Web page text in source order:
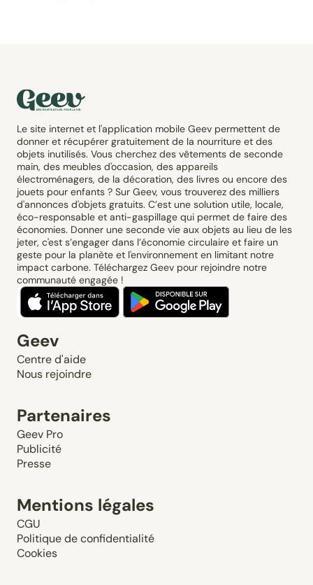
Le site internet et l'application mobile Geev permettent de
donner et récupérer gratuitement de la nourriture et des
objets inutilisés. Vous cherchez des vêtements de seconde
main, des meubles d'occasion, des appareils
électroménagers, de la décoration, des livres ou encore des
jouets pour enfants ? Sur Geev, vous trouverez des milliers
d'annonces d'objets gratuits. C’est une solution utile, locale,
éco-responsable et anti-gaspillage qui permet de faire des
économies. Donner une seconde vie aux objets au lieu de les
jeter, c'est s’engager dans l’économie circulaire et faire un
geste pour la planète et l'environnement en limitant notre
impact carbone. Téléchargez Geev pour rejoindre notre
communauté engagée !
Geev
Centre d'aide
Nous rejoindre
Partenaires
Geev Pro
Publicité
Presse
Mentions légales
CGU
Politique de confidentialité
Cookies